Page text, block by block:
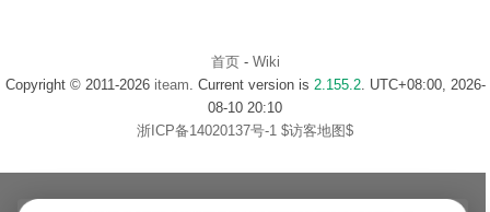
首页- Wiki
Copyright © 2011-2026 iteam . Current version is 2.155.2. UTC+08:00, 2026-
08-10 20:10
浙ICP备14020137号-1 $访客地图$